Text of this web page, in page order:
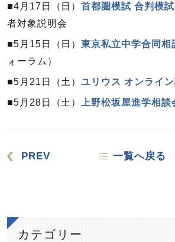
■4月17日（日）首都圏模試 合判模試
者対象説明会
■5月15日（日）東京私立中学合同相
ォーラム）
■5月21日（土）ユリウス オンライ
■5月28日（土） 上野松坂屋進学相談
PREV 一覧へ戻る
カテゴリー